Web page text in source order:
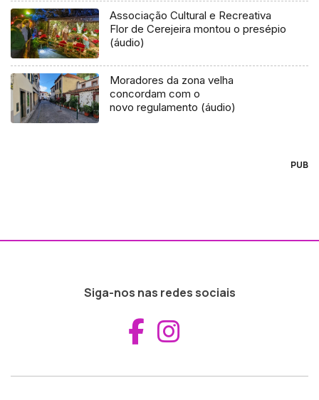
Associação Cultural e Recreativa
Flor de Cerejeira montou o presépio
(áudio)
Moradores da zona velha
concordam com o
novo regulamento (áudio)
PUB
Siga-nos nas redes sociais
Aceder ao